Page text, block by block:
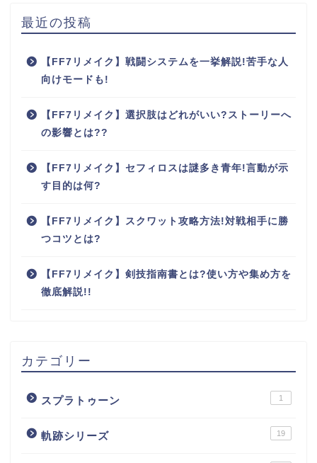
最近の投稿
【FF7リメイク】戦闘システムを一挙解説!苦手な人
向けモードも!
【FF7リメイク】選択肢はどれがいい?ストーリーへ
の影響とは??
【FF7リメイク】セフィロスは謎多き青年!言動が示
す目的は何?
【FF7リメイク】スクワット攻略方法!対戦相手に勝
つコツとは?
【FF7リメイク】剣技指南書とは?使い方や集め方を
徹底解説!!
カテゴリー
スプラトゥーン 1
軌跡シリーズ 19